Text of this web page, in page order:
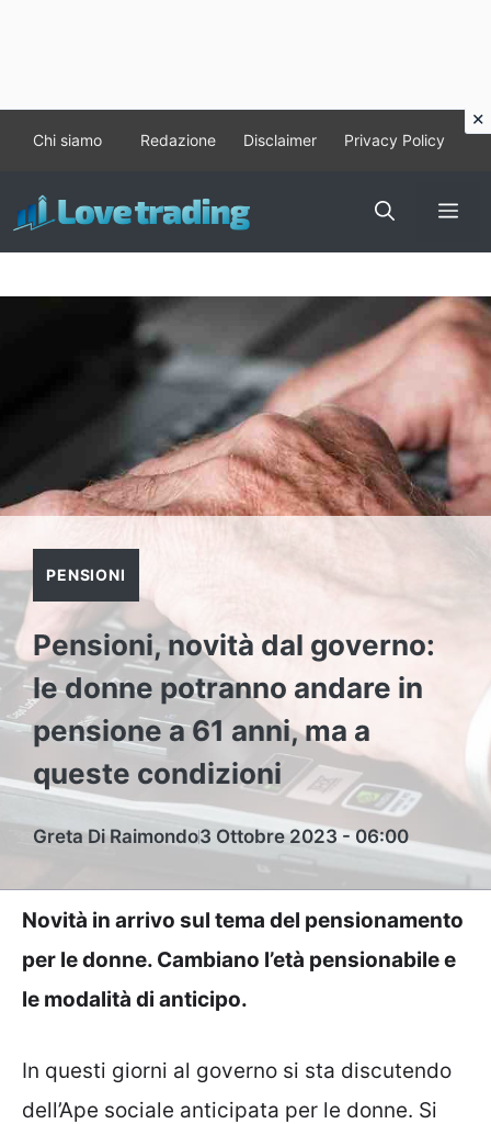
contenuto
Chi siamo Redazione Disclaimer Privacy Policy
PENSIONI
Pensioni, novità dal governo:
le donne potranno andare in
pensione a 61 anni, ma a
queste condizioni
Greta Di Raimondo3 Ottobre 2023 - 06:00
Novità in arrivo sul tema del pensionamento
per le donne. Cambiano l’età pensionabile e
le modalità di anticipo.
In questi giorni al governo si sta discutendo
dell’Ape sociale anticipata per le donne. Si